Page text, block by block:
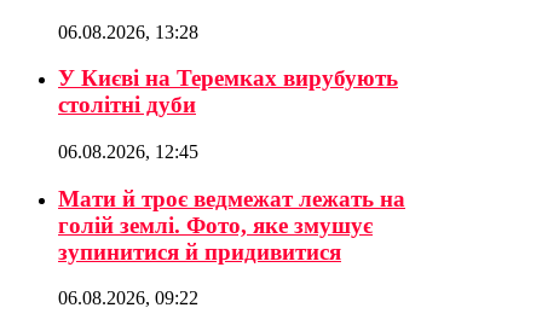
06.08.2026, 13:28
У Києві на Теремках вирубують
столітні дуби
06.08.2026, 12:45
Мати й троє ведмежат лежать на
голій землі. Фото, яке змушує
зупинитися й придивитися
06.08.2026, 09:22